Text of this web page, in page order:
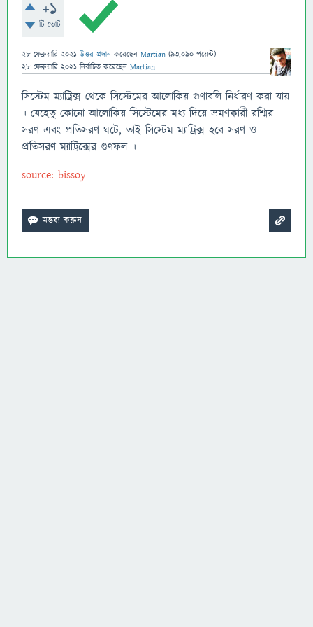
+1
টি ভোট
28 ফেব্রুয়ারি 2021 উত্তর প্রদান করেছেন Martian (93,090 পয়েন্ট)
28 ফেব্রুয়ারি 2021 নির্বাচিত করেছেন Martian
সিস্টেম ম্যাট্রিক্স থেকে সিস্টেমের আলোকিয় গুণাবলি নির্ধারণ করা যায়
। যেহেতু কোনো আলোকিয় সিস্টেমের মধ্য দিয়ে ভ্রমণকারী রশ্মির
সরণ এবং প্রতিসরণ ঘটে, তাই সিস্টেম ম্যাট্রিক্স হবে সরণ ও
প্রতিসরণ ম্যাট্রিক্সের গুণফল ।
source: bissoy